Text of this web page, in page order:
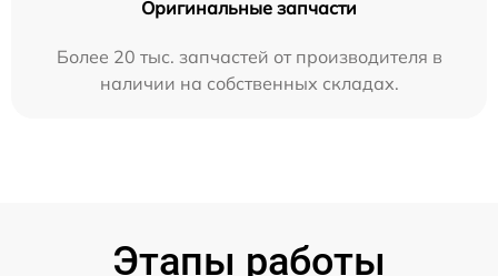
Оригинальные запчасти
Более 20 тыс. запчастей от производителя в
наличии на собственных складах.
Этапы работы